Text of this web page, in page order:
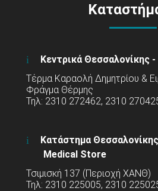
Κεντρικά Θεσσαλονίκης
Τέρμα Καραολή Δημητρίου &
Φράγμα Θέρμης
Τηλ: 2310 272462, 2310
Κατάστημα
Medical Store
Τσιμισκή 137 (Περιοχή ΧΑΝΘ)
Τηλ: 2310 225005, 2310